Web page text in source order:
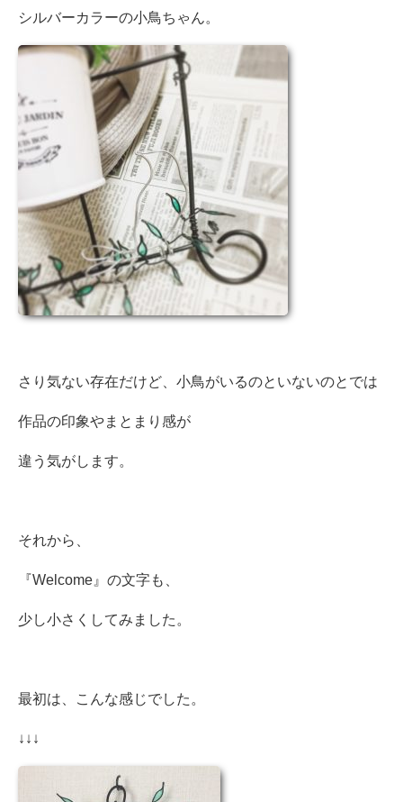
シルバーカラーの小鳥ちゃん。
さり気ない存在だけど、小鳥がいるのといないのとでは
作品の印象やまとまり感が
違う気がします。
それから、
『Welcome』の文字も、
少し小さくしてみました。
最初は、こんな感じでした。
↓↓↓